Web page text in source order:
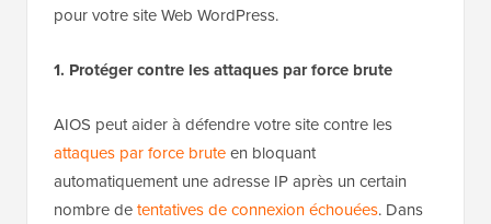
pour votre site Web WordPress.
1. Protéger contre les attaques par force brute
AIOS peut aider à défendre votre site contre les
attaques par force bruteen bloquant
automatiquement une adresse IP après un certain
nombre detentatives de connexion échouées. Dans